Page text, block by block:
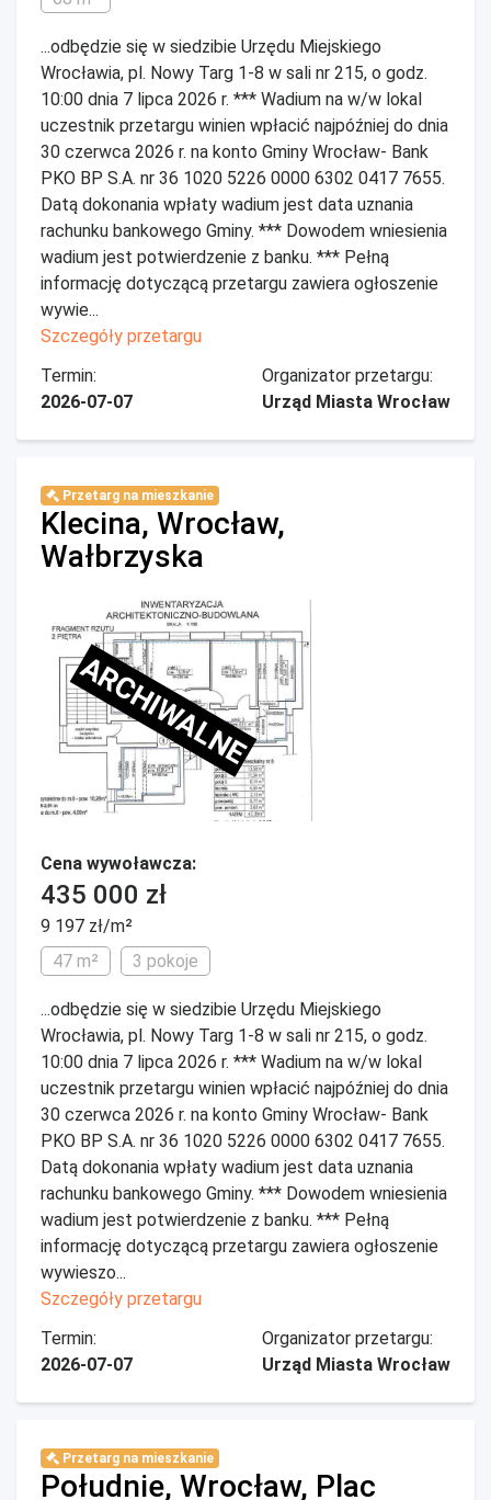
...odbędzie się w siedzibie Urzędu Miejskiego
Wrocławia, pl. Nowy Targ 1-8 w sali nr 215, o godz.
10:00 dnia 7 lipca 2026 r. *** Wadium na w/w lokal
uczestnik przetargu winien wpłacić najpóźniej do dnia
30 czerwca 2026 r. na konto Gminy Wrocław- Bank
PKO BP S.A. nr 36 1020 5226 0000 6302 0417 7655.
Datą dokonania wpłaty wadium jest data uznania
rachunku bankowego Gminy. *** Dowodem wniesienia
wadium jest potwierdzenie z banku. *** Pełną
informację dotyczącą przetargu zawiera ogłoszenie
wywie...
Szczegóły przetargu
Termin:
2026-07-07
Organizator przetargu:
Urząd Miasta Wrocław
Przetarg na mieszkanie
Klecina, Wrocław,
Wałbrzyska
ARCHIWALNE
Cena wywoławcza:
435 000 zł
9 197 zł/m²
47 m²
3 pokoje
...odbędzie się w siedzibie Urzędu Miejskiego
Wrocławia, pl. Nowy Targ 1-8 w sali nr 215, o godz.
10:00 dnia 7 lipca 2026 r. *** Wadium na w/w lokal
uczestnik przetargu winien wpłacić najpóźniej do dnia
30 czerwca 2026 r. na konto Gminy Wrocław- Bank
PKO BP S.A. nr 36 1020 5226 0000 6302 0417 7655.
Datą dokonania wpłaty wadium jest data uznania
rachunku bankowego Gminy. *** Dowodem wniesienia
wadium jest potwierdzenie z banku. *** Pełną
informację dotyczącą przetargu zawiera ogłoszenie
wywieszo...
Szczegóły przetargu
Termin:
2026-07-07
Organizator przetargu:
Urząd Miasta Wrocław
Przetarg na mieszkanie
Południe, Wrocław, Plac